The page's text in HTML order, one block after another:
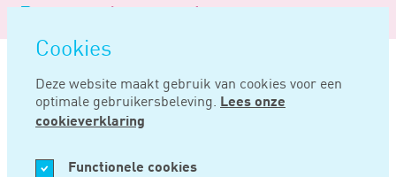
overslaan
Cookies
Deze website maakt gebruik van cookies voor een
optimale gebruikersbeleving. Lees onze
cookieverklaring
Functionele cookies
Logo
Noord
Negentig
Home Nieuws
MRT 06, 2024